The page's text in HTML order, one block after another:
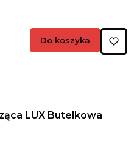
Do koszyka
LUX Butelkowa